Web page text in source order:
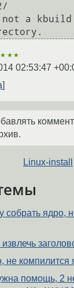
02:53:47
Linux-install
собрать ядро,
не компилится
помощь, 2